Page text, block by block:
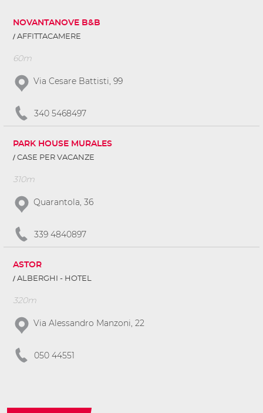
NOVANTANOVE B&B
AFFITTACAMERE
60m
Via Cesare Battisti, 99
340 5468497
PARK HOUSE MURALES
CASE PER VACANZE
310m
Quarantola, 36
339 4840897
ASTOR
ALBERGHI - HOTEL
320m
Via Alessandro Manzoni, 22
050 44551